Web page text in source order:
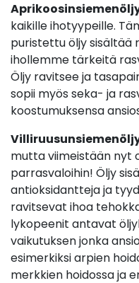
kaikille ihotyypeille.
puristettu öljy sisältää
ihollemme tärkeitä
Öljy ravitsee ja
sopii myös seka- ja
koostumuksensa
mutta viimeistään nyt
parrasvaloihin! Öljy
antioksidantteja ja
ravitsevat ihoa
lykopeenit antavat
vaikutuksen jonka
esimerkiksi arpien
merkkien hoidossa ja